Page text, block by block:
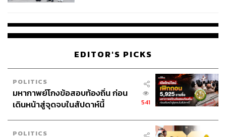
EDITOR'S PICKS
POLITICS
มหากาพย์โกงข้อสอบท้องถิ่น ก่อน
เดินหน้าสู่จุดจบในสัปดาห์นี้
541
POLITICS